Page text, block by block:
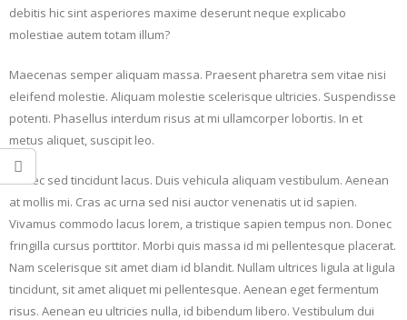
debitis hic sint asperiores maxime deserunt neque explicabo
molestiae autem totam illum?
Maecenas semper aliquam massa. Praesent pharetra sem vitae nisi
eleifend molestie. Aliquam molestie scelerisque ultricies. Suspendisse
potenti. Phasellus interdum risus at mi ullamcorper lobortis. In et
metus aliquet, suscipit leo.
Donec sed tincidunt lacus. Duis vehicula aliquam vestibulum. Aenean
at mollis mi. Cras ac urna sed nisi auctor venenatis ut id sapien.
Vivamus commodo lacus lorem, a tristique sapien tempus non. Donec
fringilla cursus porttitor. Morbi quis massa id mi pellentesque placerat.
Nam scelerisque sit amet diam id blandit. Nullam ultrices ligula at ligula
tincidunt, sit amet aliquet mi pellentesque. Aenean eget fermentum
risus. Aenean eu ultricies nulla, id bibendum libero. Vestibulum dui